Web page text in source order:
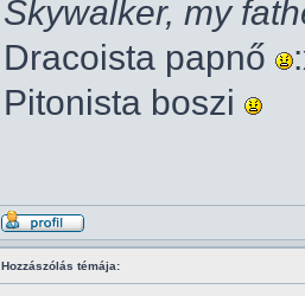
Skywalker, my
Dracoista papnő
Pitonista boszi
Hozzászólás témája: